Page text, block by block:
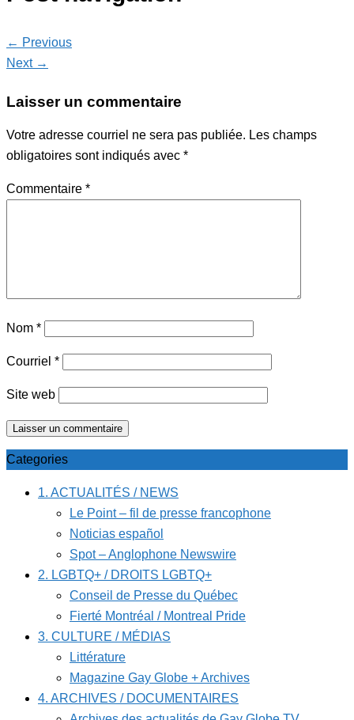
← Previous
Next →
Laisser un commentaire
Votre adresse courriel ne sera pas publiée. Les champs
obligatoires sont indiqués avec *
Commentaire *
Nom *
Courriel *
Site web
Categories
1. ACTUALITÉS / NEWS
Le Point – fil de presse francophone
Noticias español
Spot – Anglophone Newswire
2. LGBTQ+ / DROITS LGBTQ+
Conseil de Presse du Québec
Fierté Montréal / Montreal Pride
3. CULTURE / MÉDIAS
Littérature
Magazine Gay Globe + Archives
4. ARCHIVES / DOCUMENTAIRES